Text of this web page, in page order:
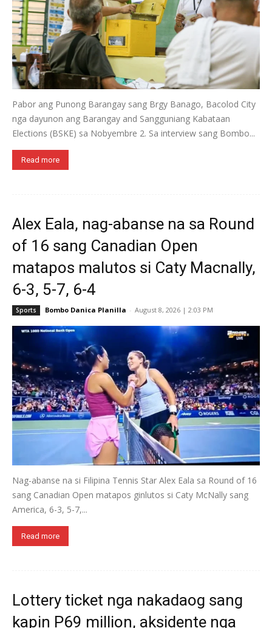
Pabor ang Punong Barangay sang Brgy Banago, Bacolod City
nga dayunon ang Barangay and Sangguniang Kabataan
Elections (BSKE) sa Nobyembre 2. Sa interview sang Bombo...
Read more
Alex Eala, nag-abanse na sa Round
of 16 sang Canadian Open
matapos malutos si Caty Macnally,
6-3, 5-7, 6-4
Sports Bombo Danica Planilla - August 8, 2026 | 2:03 PM
Nag-abanse na si Filipina Tennis Star Alex Eala sa Round of 16
sang Canadian Open matapos ginlutos si Caty McNally sang
America, 6-3, 5-7,...
Read more
Lottery ticket nga nakadaog sang
kapin P69 million, aksidente nga